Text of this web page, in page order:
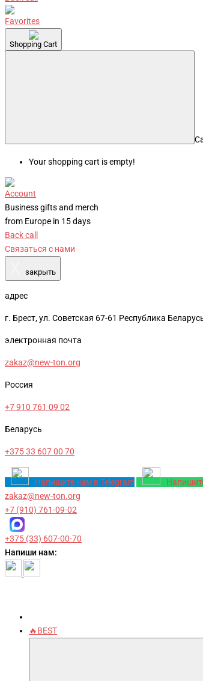
Favorites
Shopping Cart
Your shopping cart is empty!
Account
Business gifts and merch
from Europe in 15 days
Back call
Связаться с нами
закрыть
адрес
г. Брест, ул. Советская 67-61 Республика
электронная почта
zakaz@new-ton.org
Россия
+7 910 761 09 02
Беларусь
+375 33 607 00 70
Напишите нам в Telegram
zakaz@new-ton.org
+7 (910) 761-09-02
+375 (33) 607-00-70
Напиши нам:
🔥BEST